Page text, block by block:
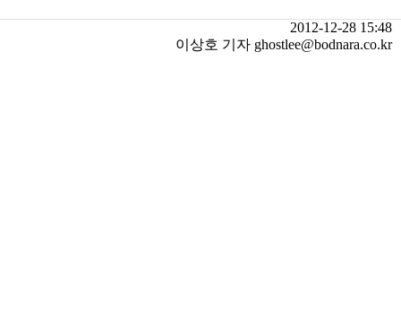
2012-12-28 15:48
이상호 기자 ghostlee@bodnara.co.kr